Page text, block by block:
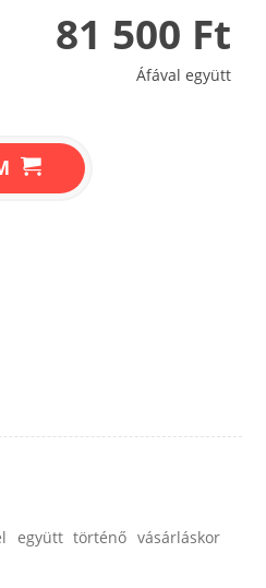
81 500 Ft
Áfával együtt
együtt történő vásárláskor